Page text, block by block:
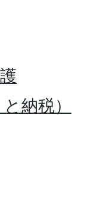
納税）